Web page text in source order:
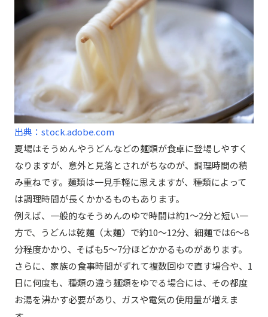
出典：stock.adobe.com
夏場はそうめんやうどんなどの麺類が食卓に登場しやすく
なりますが、意外と見落とされがちなのが、調理時間の積
み重ねです。麺類は一見手軽に思えますが、種類によって
は調理時間が長くかかるものもあります。
例えば、一般的なそうめんのゆで時間は約1〜2分と短い一
方で、うどんは乾麺（太麺）で約10〜12分、細麺では6〜8
分程度かかり、そばも5〜7分ほどかかるものがあります。
さらに、家族の食事時間がずれて複数回ゆで直す場合や、1
日に何度も、種類の違う麺類をゆでる場合には、その都度
お湯を沸かす必要があり、ガスや電気の使用量が増えま